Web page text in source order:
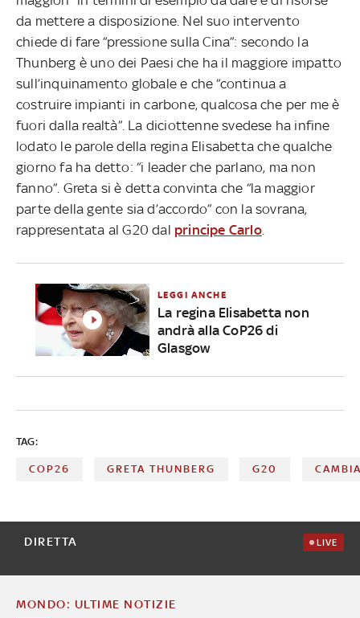
da mettere a disposizione. Nel suo intervento
chiede di fare “pressione sulla Cina”: secondo la
Thunberg è uno dei Paesi che ha il maggiore impatto
sull’inquinamento globale e che “continua a
costruire impianti in carbone, qualcosa che per me è
fuori dalla realtà”. La diciottenne svedese ha infine
lodato le parole della regina Elisabetta che qualche
giorno fa ha detto: “i leader che parlano, ma non
fanno”. Greta si è detta convinta che “la maggior
parte della gente sia d’accordo” con la sovrana,
rappresentata al G20 dal principe Carlo.
LEGGI ANCHE
La regina Elisabetta non
andrà alla CoP26 di
Glasgow
TAG:
COP26 GRETA THUNBERG G20
DIRETTA LIVE
MONDO: ULTIME NOTIZIE